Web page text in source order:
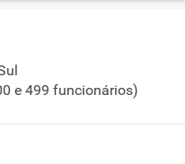
e 499 funcionários)